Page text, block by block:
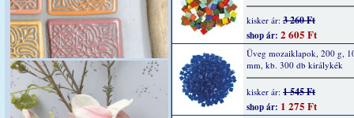
kisker ár: 3 260 Ft
shop ár: 2 605 Ft
Üveg mozaiklapok, 200 g,
mm, kb. 300 db királykék
kisker ár: 1 545 Ft
shop ár: 1 275 Ft